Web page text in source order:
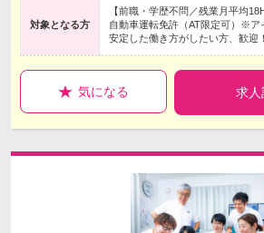
対象となる方
【前職・学歴不問／残業月平均
自動車運転免許（AT限定可）※ア
安定した働き方がしたい方、歓迎！
気になる 求人